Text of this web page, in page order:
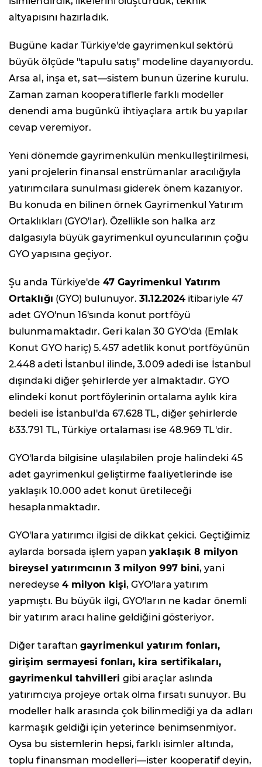
altyapısını hazırladık.
Bugüne kadar Türkiye'de gayrimenkul sektörü
büyük ölçüde "tapulu satış" modeline dayanıyordu.
Arsa al, inşa et, sat—sistem bunun üzerine kurulu.
Zaman zaman kooperatiflerle farklı modeller
denendi ama bugünkü ihtiyaçlara artık bu yapılar
cevap veremiyor.
Yeni dönemde gayrimenkulün menkulleştirilmesi,
yani projelerin finansal enstrümanlar aracılığıyla
yatırımcılara sunulması giderek önem kazanıyor.
Bu konuda en bilinen örnek Gayrimenkul Yatırım
Ortaklıkları (GYO'lar). Özellikle son halka arz
dalgasıyla büyük gayrimenkul oyuncularının çoğu
GYO yapısına geçiyor.
Şu anda Türkiye'de 47 Gayrimenkul Yatırım
Ortaklığı (GYO) bulunuyor.31.12.2024 itibariyle 47
adet GYO'nun 16'sında konut portföyü
bulunmamaktadır. Geri kalan 30 GYO'da (Emlak
Konut GYO hariç) 5.457 adetlik konut portföyünün
2.448 adeti İstanbul ilinde, 3.009 adedi ise İstanbul
dışındaki diğer şehirlerde yer almaktadır. GYO
elindeki konut portföylerinin ortalama aylık kira
bedeli ise İstanbul'da 67.628 TL, diğer şehirlerde
₺33.791 TL, Türkiye ortalaması ise 48.969 TL'dir.
GYO'larda bilgisine ulaşılabilen proje halindeki 45
adet gayrimenkul geliştirme faaliyetlerinde ise
yaklaşık 10.000 adet konut üretileceği
hesaplanmaktadır.
GYO'lara yatırımcı ilgisi de dikkat çekici. Geçtiğimiz
aylarda borsada işlem yapanyaklaşık 8 milyon
bireysel yatırımcının 3 milyon 997 bini, yani
neredeyse 4 milyon kişi, GYO'lara yatırım
yapmıştı. Bu büyük ilgi, GYO'ların ne kadar önemli
bir yatırım aracı haline geldiğini gösteriyor.
Diğer taraftangayrimenkul yatırım fonları,
girişim sermayesi fonları, kira sertifikaları,
gayrimenkul tahvilleri gibi araçlar aslında
yatırımcıya projeye ortak olma fırsatı sunuyor. Bu
modeller halk arasında çok bilinmediği ya da adları
karmaşık geldiği için yeterince benimsenmiyor.
Oysa bu sistemlerin hepsi, farklı isimler altında,
toplu finansman modelleri—ister kooperatif deyin,